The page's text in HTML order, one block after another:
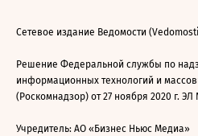
Сетевое издание Ведомости
Решение Федеральной службы по
информационных технологий и
(Роскомнадзор) от 27 ноября 2020 г.
Учредитель: АО «Бизнес Ньюс Медиа»